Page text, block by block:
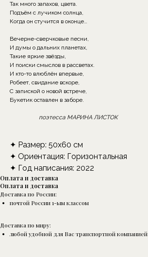
Так много запахов, цвета.
Подъём с лучиком солнца,
Когда он стучится в оконце…
Вечерне-сверчковые песни,
И думы о дальних планетах,
Такие яркие звёзды,
И поиски смыслов в рассветах.
И кто-то влюблён впервые,
Робеет, свидание вскоре,
С запиской о новой встрече,
Букетик оставлен в заборе.
поэтесса МАРИНА ЛИСТОК
✦ Размер: 50х60 см
✦ Ориентация: Горизонтальная
✦ Год написания: 2022
Оплата и доставка
Оплата и доставка
Доставка по России:
почтой России 1-ым классом
Доставка по миру:
любой удобной для Вас транспортной компанией